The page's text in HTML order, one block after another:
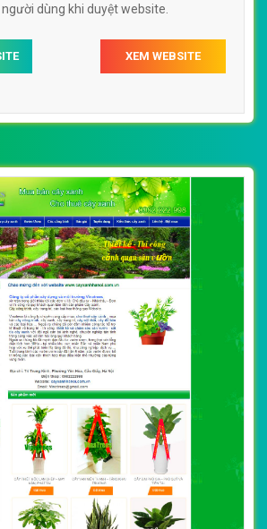
dùng khi duyệt website.
XEM WEBSITE